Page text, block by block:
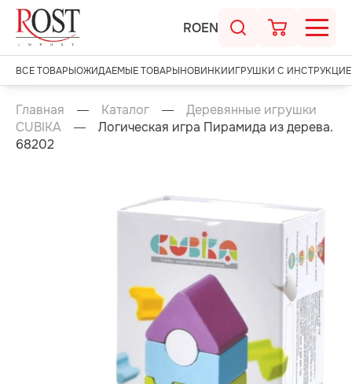
ROEN
ВСЕ ТОВАРЫОЖИДАЕМЫЕ ТОВАРЫНОВИНКИИГРУШКИ С
Главная Каталог
Деревянные игрушки
CUBIKA
Логическая игра Пирамида из дерева.
68202